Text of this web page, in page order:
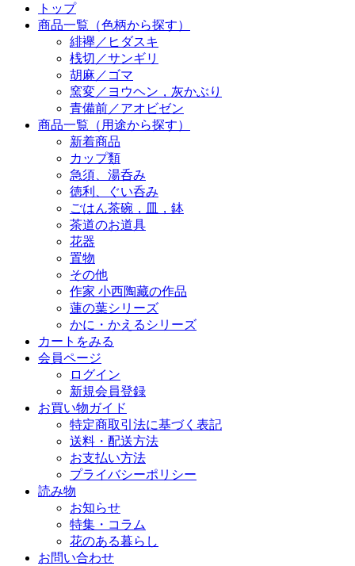
トップ
商品一覧（色柄から探す）
緋襷／ヒダスキ
桟切／サンギリ
胡麻／ゴマ
窯変／ヨウヘン，灰かぶり
青備前／アオビゼン
商品一覧（用途から探す）
新着商品
カップ類
急須、湯呑み
徳利、ぐい呑み
ごはん茶碗，皿，鉢
茶道のお道具
花器
置物
その他
作家 小西陶藏の作品
蓮の葉シリーズ
かに・かえるシリーズ
カートをみる
会員ページ
ログイン
新規会員登録
お買い物ガイド
特定商取引法に基づく表記
送料・配送方法
お支払い方法
プライバシーポリシー
読み物
お知らせ
特集・コラム
花のある暮らし
お問い合わせ